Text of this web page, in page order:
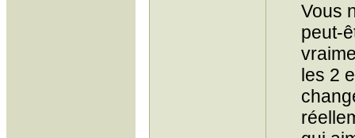
Vous
peut-
les 2